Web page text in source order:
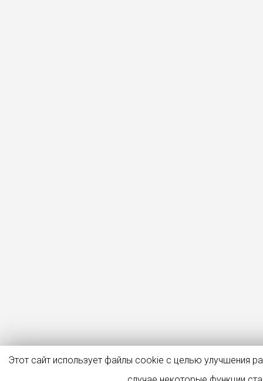
Этот сайт использует файлы cookie с целью улучшения